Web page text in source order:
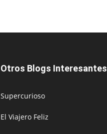
Otros Blogs Interesantes
Supercurioso
El Viajero Feliz